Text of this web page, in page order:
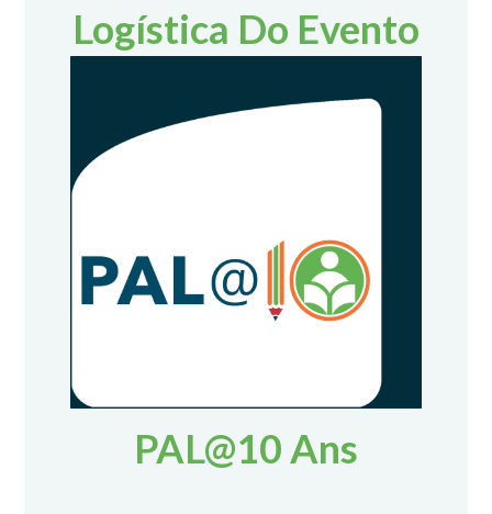
Logística Do Evento
PAL@10 Ans